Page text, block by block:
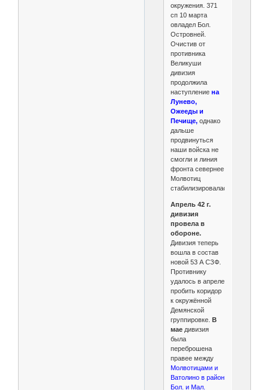
окружения. 371
сп 10 марта
овладел Бол.
Островней.
Очистив от
противника
Великуши
дивизия
продолжила
наступление на
Лунево,
Ожееды и
Печище,однако
дальше
продвинуться
наши войска не
смогли и линия
фронта севернее
Молвотиц
стабилизировалась.
Апрель 42 г.
дивизия
провела в
обороне.
Дивизия теперь
вошла в состав
новой 53 А СЗФ.
Противнику
удалось в апреле
пробить коридор
к окружённой
Демянской
группировке. В
маедивизия
была
переброшена
правее между
Молвотицами и
Ватолино в район
Бол. и Мал.